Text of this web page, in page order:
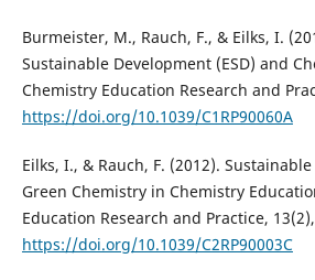
Burmeister, M., Rauch, F., & Eilks, I.
Sustainable Development (ESD) and
Chemistry Education Research and
https://doi.org/10.1039/C1RP90060A
Eilks, I., & Rauch, F. (2012).
Green Chemistry in Chemistry
Education Research and Practice,
https://doi.org/10.1039/C2RP90003C